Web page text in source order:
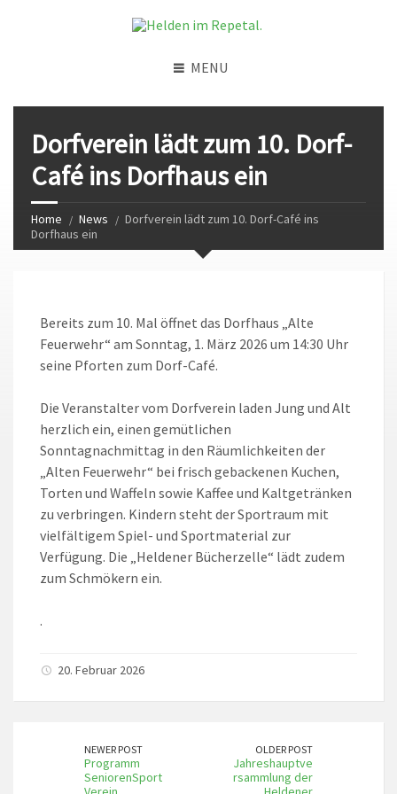
MENU
Dorfverein lädt zum 10. Dorf-
Café ins Dorfhaus ein
Home News
Dorfverein lädt zum 10. Dorf-Café ins
Dorfhaus ein
Bereits zum 10. Mal öffnet das Dorfhaus „Alte
Feuerwehr“ am Sonntag, 1. März 2026 um 14:30 Uhr
seine Pforten zum Dorf-Café.
Die Veranstalter vom Dorfverein laden Jung und Alt
herzlich ein, einen gemütlichen
Sonntagnachmittag in den Räumlichkeiten der
„Alten Feuerwehr“ bei frisch gebackenen Kuchen,
Torten und Waffeln sowie Kaffee und Kaltgetränken
zu verbringen. Kindern steht der Sportraum mit
vielfältigem Spiel- und Sportmaterial zur
Verfügung. Die „Heldener Bücherzelle“ lädt zudem
zum Schmökern ein.
.
20. Februar 2026
NEWER POST
Programm
SeniorenSport
OLDER POST
Jahreshauptve
rsammlung der